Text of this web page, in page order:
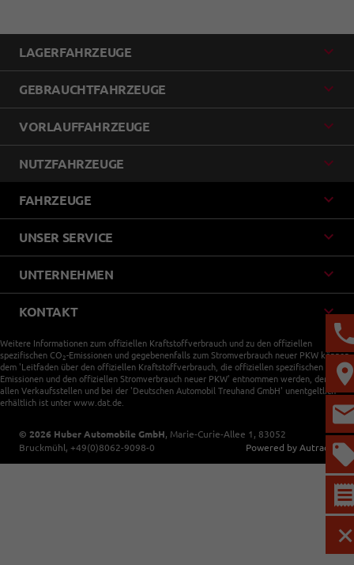
LAGERFAHRZEUGE
GEBRAUCHTFAHRZEUGE
VORLAUFFAHRZEUGE
NUTZFAHRZEUGE
FAHRZEUGE
UNSER SERVICE
UNTERNEHMEN
KONTAKT
Weitere Informationen zum offiziellen Kraftstoffverbrauch und zu den offiziellen
spezifischen CO 2-Emissionen und gegebenenfalls zum Stromverbrauch neuer PKW können
dem 'Leitfaden über den offiziellen Kraftstoffverbrauch, die offiziellen spezifischen CO -
Emissionen und den offiziellen Stromverbrauch neuer PKW' entnommen werden, der an
allen Verkaufsstellen und bei der 'Deutschen Automobil Treuhand GmbH' unentgeltlich
erhältlich ist unter www.dat.de.
© 2026 Huber Automobile GmbH, Marie-Curie-Allee 1 , 83052
Bruckmühl, +49(0)8062-9098-0 Powered by Autrado